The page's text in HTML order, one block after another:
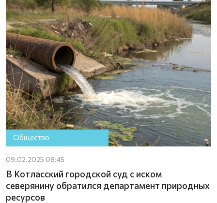
Общество
09.02.2025 08:45
В Котласский городской суд с иском
северянину обратился департамент природных
ресурсов